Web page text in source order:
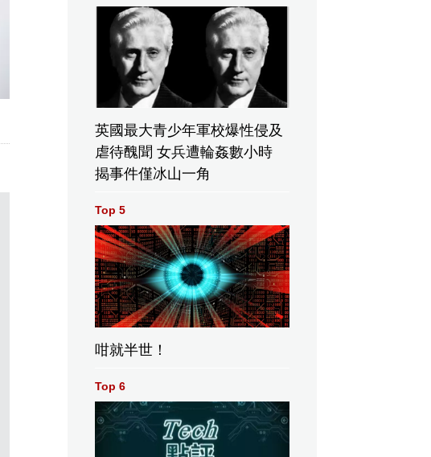
英國最大青少年軍校爆性侵及
虐待醜聞 女兵遭輪姦數小時
揭事件僅冰山一角
Top 5
咁就半世！
Top 6